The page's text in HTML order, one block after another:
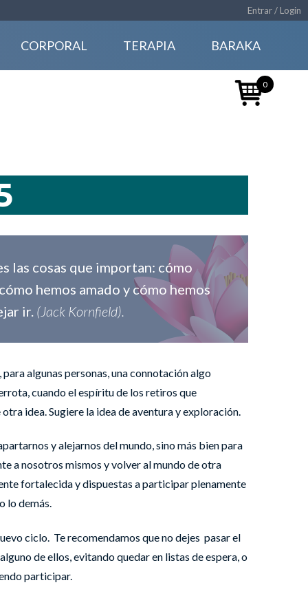
Entrar / Login
CORPORAL TERAPIA BARAKA
las cosas que importan: cómo
hemos amado y cómo hemos
ir. (Jack Kornfield).
algunas personas, una connotación algo
cuando el espíritu de los retiros que
idea. Sugiere la idea de aventura y exploración.
y alejarnos del mundo, sino más bien para
a nosotros mismos y volver al mundo de otra
fortalecida y dispuestas a participar plenamente
lo demás.
ciclo. Te recomendamos que no dejes pasar el
de ellos, evitando quedar en listas de espera, o
participar.
0